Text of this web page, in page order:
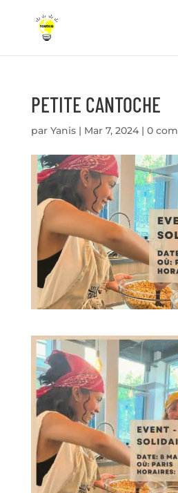
PETITE CANTOCHE
par Yanis| Mar 7, 2024| 0